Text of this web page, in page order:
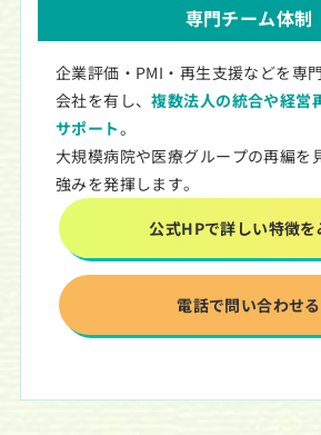
専門チーム体制
企業評価・PMI・再生支援などを専
会社を有し、複数法人の統合や経営
サポート。
大規模病院や医療グループの再編を
強みを発揮します。
公式HPで詳しい特徴を
電話で問い合わせる